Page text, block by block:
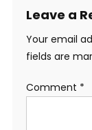
Leave a
Your email
fields are
Comment *